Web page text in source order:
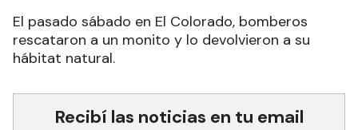
El pasado sábado en El Colorado, bomberos
rescataron a un monito y lo devolvieron a su
hábitat natural.
Recibí las noticias en tu email